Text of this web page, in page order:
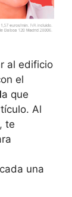
al edificio
el
a que
Al
te
una